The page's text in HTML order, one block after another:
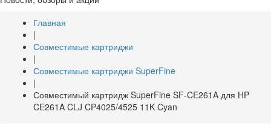
Главная
|
Совместимые картриджи
|
Совместимые картриджи SuperFine
|
Совместимый картридж SuperFine SF-CE261A для HP
CE261A CLJ CP4025/4525 11K Cyan